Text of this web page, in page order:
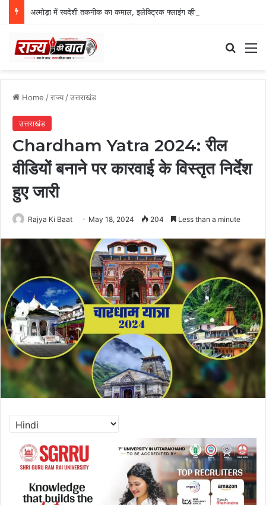
Home /राज्य/उत्तराखंड
उत्तराखंड
Chardham Yatra 2024: रील
वीडियों बनाने पर कारवाई के विस्तृत निर्देश
हुए जारी
Rajya Ki Baat May 18, 2024 204 Less than a minute